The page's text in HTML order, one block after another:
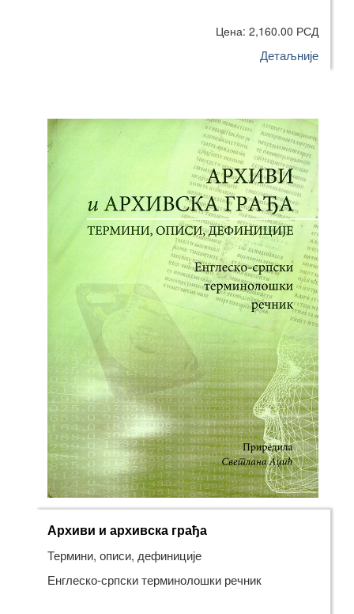
Цена: 2,160.00 РСД
Детаљније
Архиви и архивска грађа
Термини, описи, дефиниције
Енглеско-српски терминолошки речник